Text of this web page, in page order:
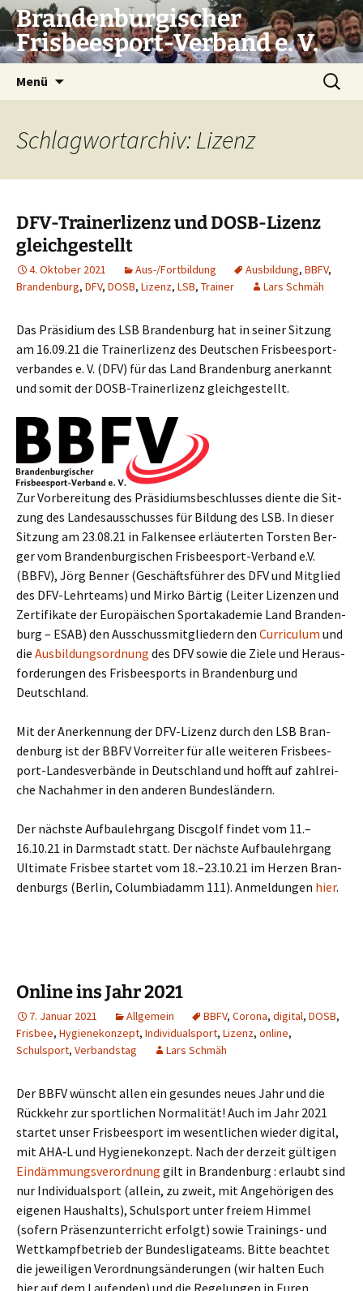
Zum
Inhalt
springen
Brandenburgischer
Frisbeesport-Verband e. V.
Menü
Suchen
nach:
Schlagwortarchiv: Lizenz
DFV-Trainerlizenz und DOSB-Lizenz
gleichgestellt
4. Oktober 2021 Aus-/Fortbildung Ausbildung, BBFV,
Brandenburg, DFV, DOSB, Lizenz, LSB, Trainer Lars Schmäh
Das Prä­si­di­um des LSB Bran­den­burg hat in sei­ner Sit­zung
am 16.09.21 die Trai­ner­li­zenz des Deut­schen Fris­bee­s­port­
ver­ban­des e. V. (DFV) für das Land Bran­den­burg aner­kannt
und somit der DOSB-Trai­ner­li­zenz gleichgestellt.
Zur Vor­be­rei­tung des Prä­si­di­ums­be­schlus­ses dien­te die Sit­
zung des Lan­des­aus­schus­ses für Bil­dung des LSB. In die­ser
Sit­zung am 23.08.21 in Fal­ken­see erläu­ter­ten Tors­ten Ber­
ger vom Bran­den­bur­gi­schen Fris­bee­s­port-Ver­band e.V.
(BBFV), Jörg Ben­ner (Geschäfts­füh­rer des DFV und Mit­glied
des DFV-Lehr­teams) und Mir­ko Bär­tig (Lei­ter Lizen­zen und
Zer­ti­fi­ka­te der Euro­päi­schen Sport­aka­de­mie Land Bran­den­
burg – ESAB) den Aus­schuss­mit­glie­dern den Cur­ri­cu­lum und
die Aus­bil­dungs­ord­nung des DFV sowie die Zie­le und Her­aus­
for­de­run­gen des Fris­bee­s­ports in Bran­den­burg und
Deutschland.
Mit der Aner­ken­nung der DFV-Lizenz durch den LSB Bran­
den­burg ist der BBFV Vor­rei­ter für alle wei­te­ren Fris­bee­s­
port-Lan­des­ver­bän­de in Deutsch­land und hofft auf zahl­rei­
che Nach­ah­mer in den ande­ren Bundesländern.
Der nächs­te Auf­bau­lehr­gang Disc­golf fin­det vom 11.–
16.10.21 in Darm­stadt statt. Der nächs­te Auf­bau­lehr­gang
Ulti­ma­te Fris­bee star­tet vom 18.–23.10.21 im Her­zen Bran­
den­burgs (Ber­lin, Colum­bia­damm 111). Anmel­dun­gen hier.
Online ins Jahr 2021
7. Januar 2021 Allgemein BBFV, Corona, digital, DOSB,
Frisbee, Hygienekonzept, Individualsport, Lizenz, online,
Schulsport, Verbandstag Lars Schmäh
Der BBFV wünscht allen ein gesun­des neu­es Jahr und die
Rück­kehr zur sport­li­chen Nor­ma­li­tät! Auch im Jahr 2021
star­tet unser Fris­bee­s­port im wesent­li­chen wie­der digi­tal,
mit AHA‑L und Hygie­ne­kon­zept. Nach der der­zeit gül­ti­gen
Ein­däm­mungs­ver­ord­nung gilt in Bran­den­burg : erlaubt sind
nur Indi­vi­du­al­sport (allein, zu zweit, mit Ange­hö­ri­gen des
eige­nen Haus­halts), Schul­sport unter frei­em Him­mel
(sofern Prä­senz­un­ter­richt erfolgt) sowie Trai­nings- und
Wett­kampf­be­trieb der Bun­des­li­ga­teams. Bit­te beach­tet
die jewei­li­gen Ver­ord­nungs­än­de­run­gen (wir hal­ten Euch
hier auf dem Lau­fen­den) und die Rege­lun­gen in Euren